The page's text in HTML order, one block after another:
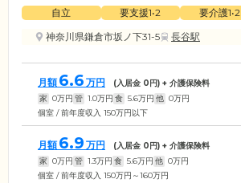
自立 要支援1•2 要介護1•2
神奈川県鎌倉市坂ノ下31-5
長谷駅
月額 6.6 万円 (入居金 0円) + 介護保険料
家 0万円 管 1.0万円 食 5.6万円 他 0万円
個室 / 前年度収入 150万円以下
月額 6.9 万円 (入居金 0円) + 介護保険料
家 0万円 管 1.3万円 食 5.6万円 他 0万円
個室 / 前年度収入 150万円～160万円